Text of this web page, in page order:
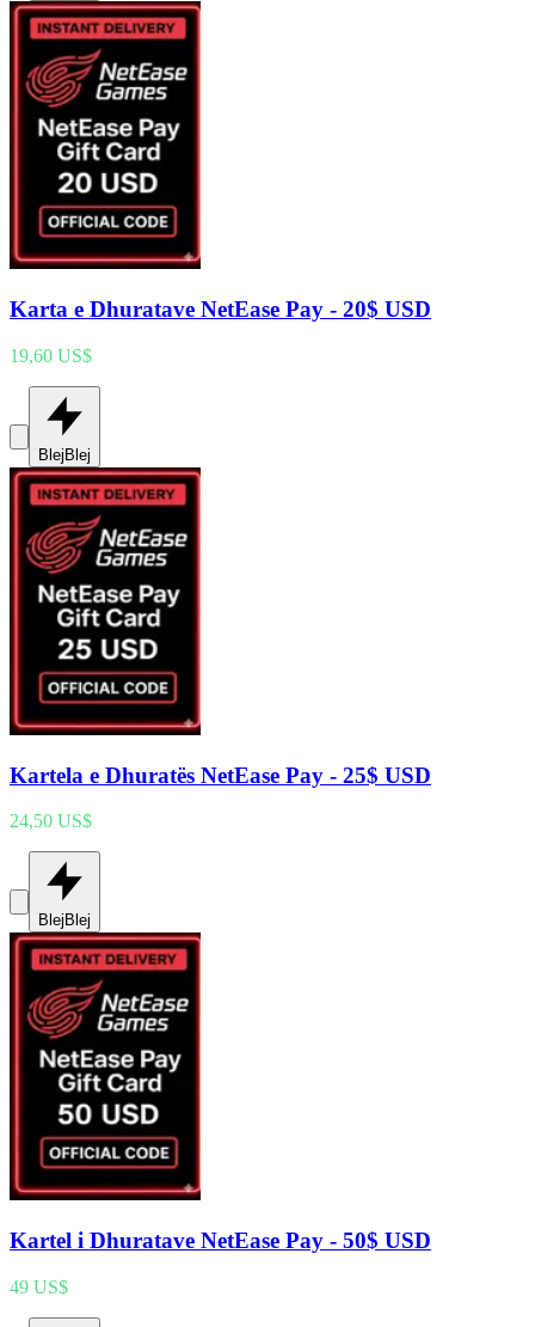
Karta e Dhuratave NetEase Pay - 20$ USD
19,60 US$
Blej Blej
Kartela e Dhuratës NetEase Pay - 25$ USD
24,50 US$
Blej Blej
Kartel i Dhuratave NetEase Pay - 50$ USD
49 US$